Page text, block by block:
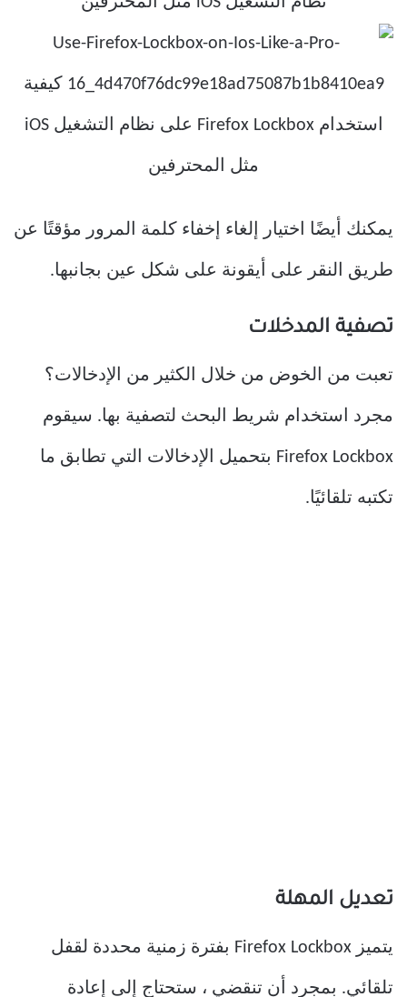
يمكنك أيضًا اختيار إلغاء إخفاء كلمة المرور مؤقتًا عن
طريق النقر على أيقونة على شكل عين بجانبها.
تصفية المدخلات
تعبت من الخوض من خلال الكثير من الإدخالات؟
مجرد استخدام شريط البحث لتصفية بها. سيقوم
Firefox Lockbox بتحميل الإدخالات التي تطابق ما
تكتبه تلقائيًا.
وكلما انخفض الأمر ، كانت الأمور أفضل فيما يتعلق
بالأمن.